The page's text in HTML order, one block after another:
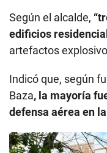
Según el alcalde,
edificios
artefactos
Indicó que, según
Baza, la mayoría
defensa aérea en